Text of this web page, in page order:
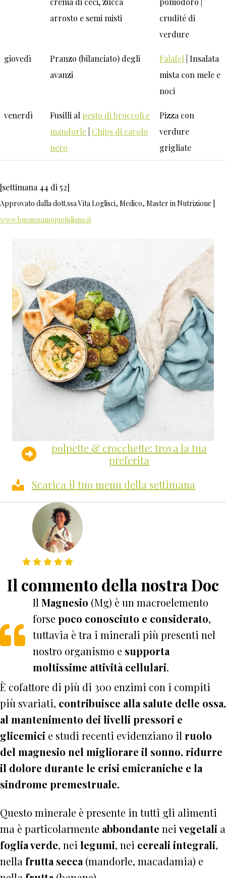
arrosto e semi misti
crudité di
verdure
giovedì
Pranzo (bilanciato) degli
avanzi
Falafel | Insalata
mista con mele e
noci
venerdì Fusilli al pesto di broccoli e
mandorle Chips di cavolo
nero
Pizza con
verdure
grigliate
[settimana 44 di 52]
Approvato dalla dott.ssa Vita Loglisci, Medico, Master in Nutrizione |
www.buonosanoquotidiano.it
polpette & crocchette: trova la tua
preferita
Scarica il tuo menu della settimana
Il commento della nostra Doc
Il Magnesio (Mg) è un macroelemento
forse poco conosciuto e considerato,
tuttavia è tra i minerali più presenti nel
nostro organismo e supporta
moltissime attività cellulari.
È cofattore di più di 300 enzimi con i compiti
più svariati, contribuisce alla salute delle ossa,
al mantenimento dei livelli pressori e
glicemici e studi recenti evidenziano il ruolo
del magnesio nel migliorare il sonno, ridurre
il dolore durante le crisi emicraniche e la
sindrome premestruale.
Questo minerale è presente in tutti gli alimenti
ma è particolarmente abbondante nei vegetali a
foglia verde, nei legumi, nei cereali integrali,
nella frutta secca (mandorle, macadamia) e